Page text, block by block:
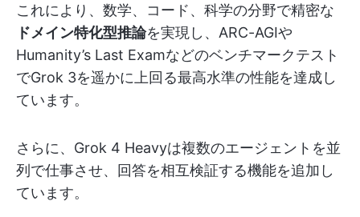
これにより、数学、コード、科学の分野で精密な
ドメイン特化型推論を実現し、ARC-AGIや
Humanity’s Last Examなどのベンチマークテスト
でGrok 3を遥かに上回る最高水準の性能を達成し
ています。
さらに、Grok 4 Heavyは複数のエージェントを並
列で仕事させ、回答を相互検証する機能を追加し
ています。